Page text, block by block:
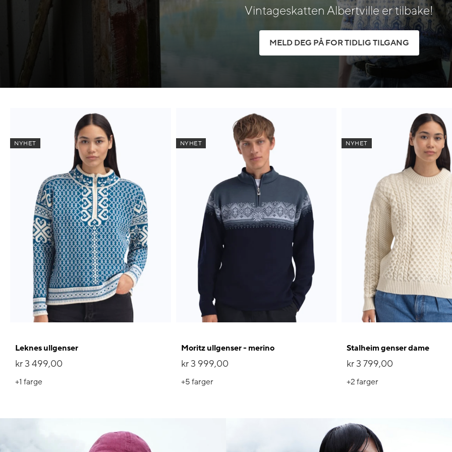
Vintageskatten Albertville er tilbake!
MELD DEG PÅ FOR TIDLIG TILGANG
NYHET
Leknes ullgenser
kr 3 499,00
+1 farge
NYHET
Moritz ullgenser - merino
kr 3 999,00
+5farger
NYHET
Stalheim genser dame
kr 3 799,00
+2farger